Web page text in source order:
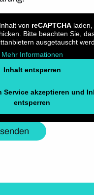
von reCAPTCHAladen,
Bitte beachten Sie,
ausgetauscht
Mehr Informationen
Inhalt entsperren
Service akzeptieren und
entsperren